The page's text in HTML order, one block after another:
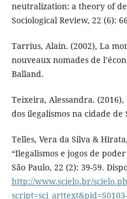
neutralization: a theory of
Sociological Review, 22 (6):
Tarrius, Alain. (2002), La
nouveaux nomades de
Balland.
Teixeira, Alessandra. (2016),
dos ilegalismos na cidade de
Telles, Vera da Silva &
“Ilegalismos e jogos de
São Paulo, 22 (2): 39-59.
http://www.scielo.br/
script=sci_arttext&pid=S0103-